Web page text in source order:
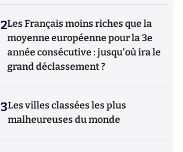
2Les Français moins riches que la
moyenne européenne pour la 3e
année consécutive : jusqu'où ira le
grand déclassement ?
3Les villes classées les plus
malheureuses du monde